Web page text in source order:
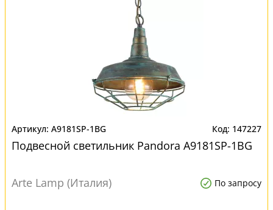
A9181SP-1BG 147227
Подвесной светильник Pandora A9181SP-1BG
Arte Lamp (Италия) По запросу